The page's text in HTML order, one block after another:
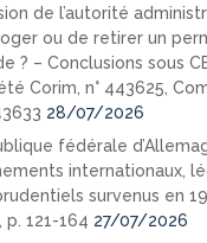
de l’autorité
ou de retirer un
? – Conclusions sous
Corim, n° 443625,
28/07/2026
fédérale
internationaux,
survenus en
p. 121-164 27/07/2026